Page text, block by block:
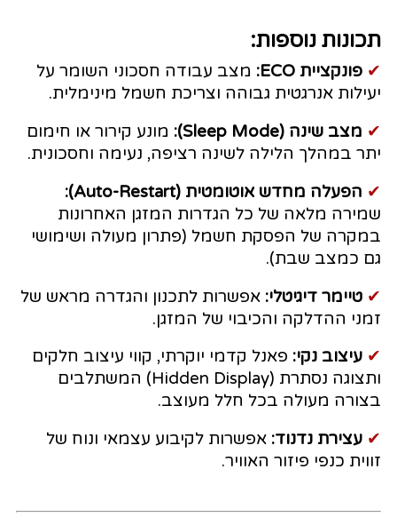
תכונות נוספות:
✔ פונקציית ECO:
מצב עבודה חסכוני השומר על
יעילות אנרגטית גבוהה וצריכת חשמל מינימלית.
✔ מצב שינה (Sleep Mode):
מונע קירור או חימום
יתר במהלך הלילה לשינה רציפה, נעימה וחסכונית.
✔ הפעלה מחדש אוטומטית (Auto-Restart):
שמירה מלאה של כל הגדרות המזגן האחרונות
במקרה של הפסקת חשמל (פתרון מעולה ושימושי
גם כמצב שבת).
✔ טיימר דיגיטלי: אפשרות לתכנון והגדרה מראש של
זמני ההדלקה והכיבוי של המזגן.
✔ עיצוב נקי: פאנל קדמי יוקרתי, קווי עיצוב חלקים
ותצוגה נסתרת (Hidden Display) המשתלבים
בצורה מעולה בכל חלל מעוצב.
✔ עצירת נדנוד: אפשרות לקיבוע עצמאי ונוח של
זווית כנפי פיזור האוויר.